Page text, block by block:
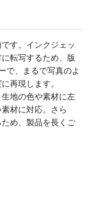
す。インクジェッ
転写するため、版
で、まるで写真のよ
再現します。
地の色や素材に左
材に対応。さら
め、製品を長くご